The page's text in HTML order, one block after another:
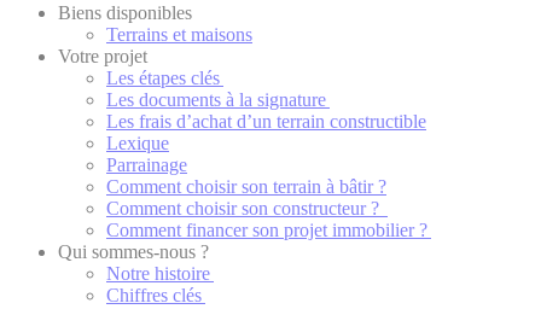
Biens disponibles
Terrains et maisons
Votre projet
Les étapes clés
Les documents à la signature
Les frais d’achat d’un terrain constructible
Lexique
Parrainage
Comment choisir son terrain à bâtir ?
Comment choisir son constructeur ?
Comment financer son projet immobilier ?
Qui sommes-nous ?
Notre histoire
Chiffres clés